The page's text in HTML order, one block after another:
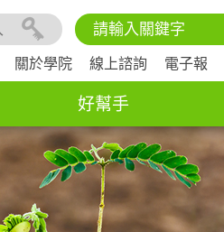
關於學院 線上諮詢 電子報
好幫手